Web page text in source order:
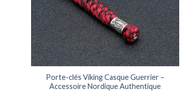
Porte-clés Viking Casque Guerrier –
Accessoire Nordique Authentique